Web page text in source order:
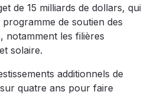
de 15 milliards de dollars, qui
de soutien des
notamment les filières
solaire.
additionnels de
quatre ans pour faire